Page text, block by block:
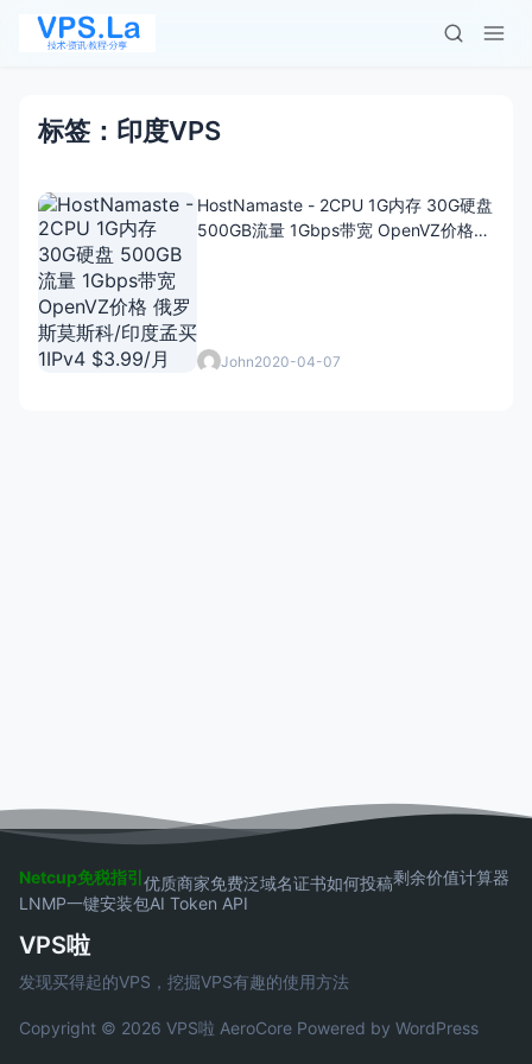
标签：印度VPS
HostNamaste - 2CPU 1G内存 30G硬盘
500GB流量 1Gbps带宽 OpenVZ价格
John2020-04-07
Netcup免税指引优质商家免费泛域名证书如何投稿剩余价值计算器
LNMP一键安装包AI Token API
VPS啦
发现买得起的VPS，挖掘VPS有趣的使用方法
Copyright © 2026 VPS啦 AeroCore Powered by WordPress